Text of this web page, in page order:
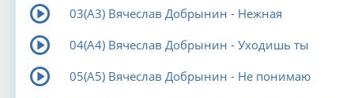
03(А3) Вячеслав Добрынин - Нежная
04(А4) Вячеслав Добрынин - Уходишь ты
05(А5) Вячеслав Добрынин - Не понимаю